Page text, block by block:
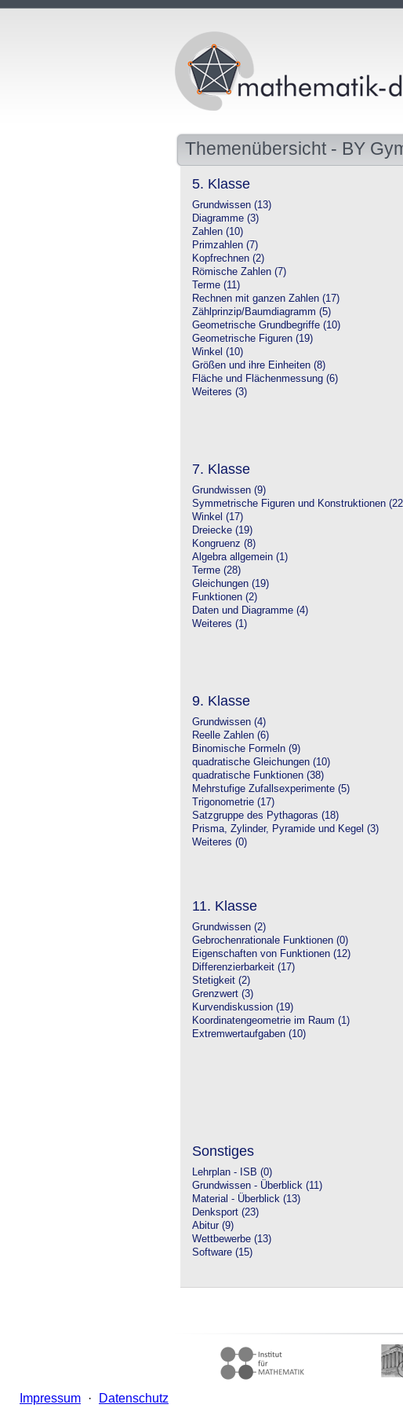
Themenübersicht - BY
5. Klasse
Grundwissen (13)
Diagramme (3)
Zahlen (10)
Primzahlen (7)
Kopfrechnen (2)
Römische Zahlen (7)
Terme (11)
Rechnen mit ganzen Zahlen (17)
Zählprinzip/Baumdiagramm (5)
Geometrische Grundbegriffe (10)
Geometrische Figuren (19)
Winkel (10)
Größen und ihre Einheiten (8)
Fläche und Flächenmessung (6)
Weiteres (3)
7. Klasse
Grundwissen (9)
Symmetrische Figuren und Konstruktionen
Winkel (17)
Dreiecke (19)
Kongruenz (8)
Algebra allgemein (1)
Terme (28)
Gleichungen (19)
Funktionen (2)
Daten und Diagramme (4)
Weiteres (1)
9. Klasse
Grundwissen (4)
Reelle Zahlen (6)
Binomische Formeln (9)
quadratische Gleichungen (10)
quadratische Funktionen (38)
Mehrstufige Zufallsexperimente (5)
Trigonometrie (17)
Satzgruppe des Pythagoras (18)
Prisma, Zylinder, Pyramide und Kegel (3)
Weiteres (0)
11. Klasse
Grundwissen (2)
Gebrochenrationale Funktionen (0)
Eigenschaften von Funktionen (12)
Differenzierbarkeit (17)
Stetigkeit (2)
Grenzwert (3)
Kurvendiskussion (19)
Koordinatengeometrie im Raum (1)
Extremwertaufgaben (10)
Sonstiges
Lehrplan - ISB (0)
Grundwissen - Überblick (11)
Material - Überblick (13)
Denksport (23)
Abitur (9)
Wettbewerbe (13)
Software (15)
Impressum · Datenschutz